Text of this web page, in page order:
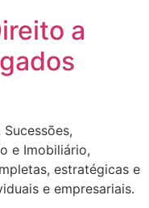
a
e Imobiliário,
estratégicas e
e empresariais.